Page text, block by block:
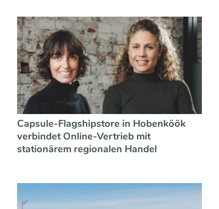
Capsule-Flagshipstore in Hobenköök
verbindet Online-Vertrieb mit
stationärem regionalen Handel